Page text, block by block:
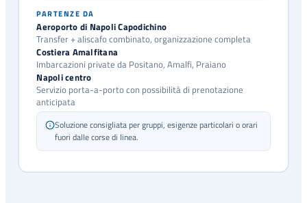
PARTENZE DA
Aeroporto di Napoli Capodichino
Transfer + aliscafo combinato, organizzazione completa
Costiera Amalfitana
Imbarcazioni private da Positano, Amalfi, Praiano
Napoli centro
Servizio porta-a-porto con possibilità di prenotazione
anticipata
Soluzione consigliata per gruppi, esigenze particolari o orari
fuori dalle corse di linea.